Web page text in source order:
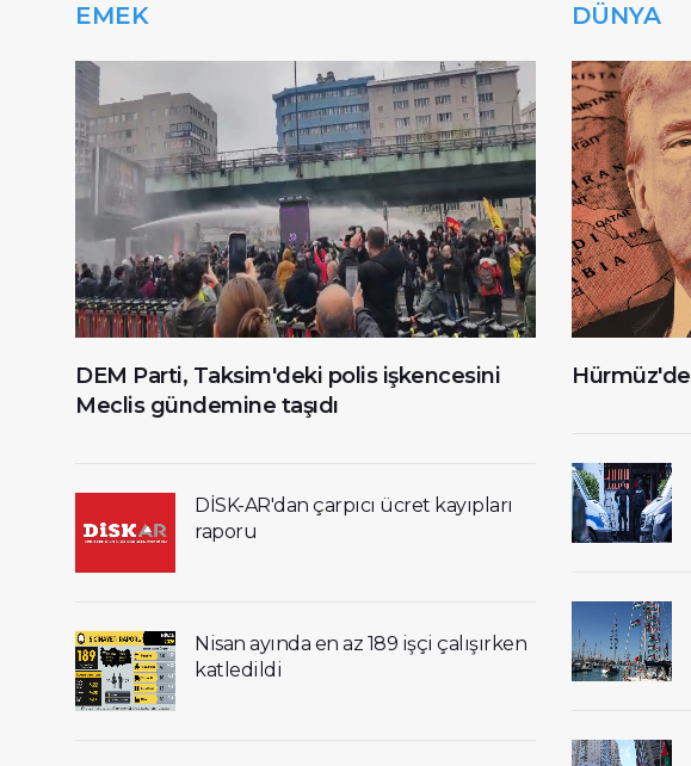
EMEK
DEM Parti, Taksim'deki polis işkencesini
Meclis gündemine taşıdı
DİSK-AR'dan çarpıcı ücret kayıpları
raporu
Nisan ayında en az 189 işçi çalışırken
katledildi
DÜNYA